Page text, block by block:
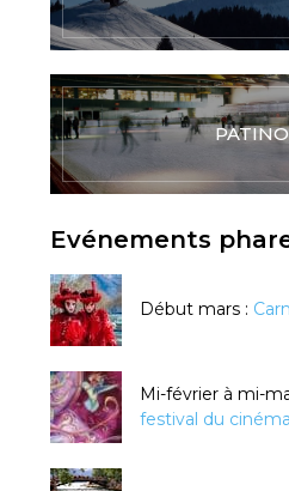
Evénements
Début mars :
Mi-février à mi-
festival du